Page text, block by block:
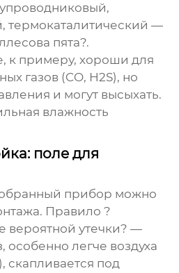
термокаталитический —
пята?.
к примеру, хороши для
газов (CO, H2S), но
и могут высыхать.
влажность
поле для
прибор можно
Правило ?
вероятной утечки? —
легче воздуха
скапливается под